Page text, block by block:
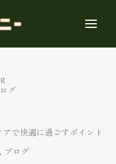
グ
で快適に過ごすポイント
, ブログ